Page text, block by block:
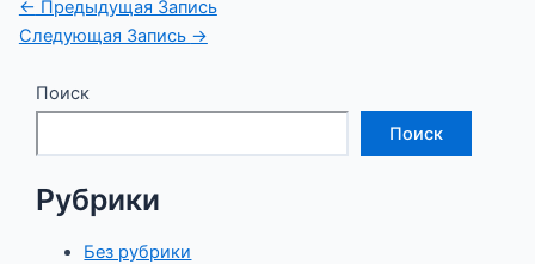
Навигация
по
← Предыдущая Запись
Следующая Запись →
Поиск
Поиск
Рубрики
Без рубрики